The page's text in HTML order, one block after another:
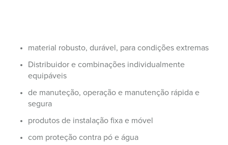
material robusto, durável, para condições extremas
Distribuidor e combinações individualmente
equipáveis
de manuteção, operação e manutenção rápida e
segura
produtos de instalação fixa e móvel
com proteção contra pó e água